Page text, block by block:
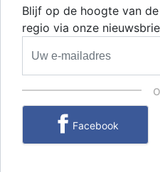
Blijf op de hoogte van
regio via onze
Facebook